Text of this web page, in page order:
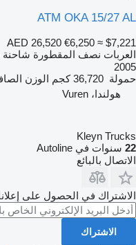
ATM OKA 15/27 AL
AED 26,520 €6,250 ≈ $7,221
العربات نصف المقطورة شاحنة
2005
حمولة 36,720 كجم الوزن
هولندا، Vuren
Kleyn Trucks
22 سنوات في Autoline
الاتصال بالبائع
الاشتراك في الحصول على
الاشتراك